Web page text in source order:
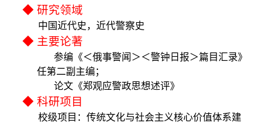
历史沿革
院长书记信箱
团学活动
工会活动
教师风采
科研活动
科研项目
科研论文
科研著作
博士生培养
硕士生培养
本科生培养
博士后培养
学生园地
学生管理
奖励资助
就业指导
平台建设
科研平台
研修平台
思政资源
经典著作
院友之家
◆ 研究领域
中国近代史，近代警察史
◆ 主要论著
参编《＜俄事警闻 ＞＜警钟日报＞篇目汇录》
任第二副主编；
论文《郑观应警政思想述评》
◆ 科研项目
校级项目：传统文化与社会主义核心价值体系建